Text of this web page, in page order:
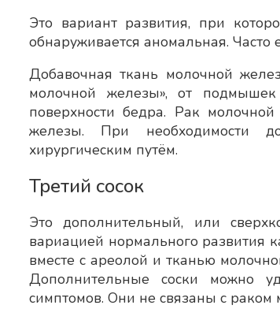
Это вариант развития, при
обнаруживается аномальная.
Добавочная ткань молочной
молочной железы», от
поверхности бедра. Рак
железы. При необходимости
хирургическим путём.
Третий сосок
Это дополнительный, или
вариацией нормального развития
вместе с ареолой и тканью
Дополнительные соски можно
симптомов. Они не связаны с